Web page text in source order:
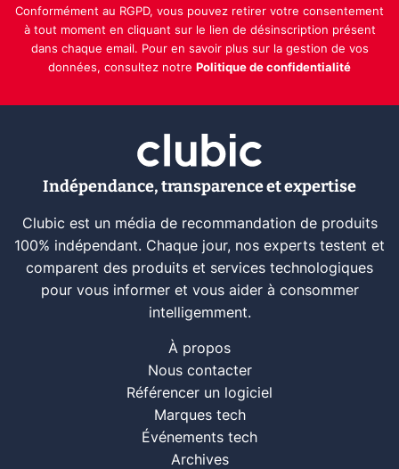
Conformément au RGPD, vous pouvez retirer votre consentement
à tout moment en cliquant sur le lien de désinscription présent
dans chaque email. Pour en savoir plus sur la gestion de vos
données, consultez notre Politique de confidentialité
Indépendance, transparence et expertise
Clubic est un média de recommandation de produits
100% indépendant. Chaque jour, nos experts testent et
comparent des produits et services technologiques
pour vous informer et vous aider à consommer
intelligemment.
À propos
Nous contacter
Référencer un logiciel
Marques tech
Événements tech
Archives